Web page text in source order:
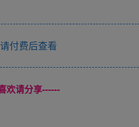
付费后查看
欢请分享------